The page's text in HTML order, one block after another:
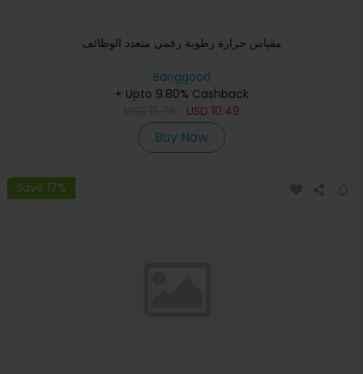
مقياس حرارة رطوبة رقمي متعدد الوظائف
Banggood
+ Upto 9.80% Cashback
USD 10.49
Buy Now
Save 17%